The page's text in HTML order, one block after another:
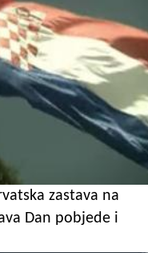
zastava na
Dan pobjede i